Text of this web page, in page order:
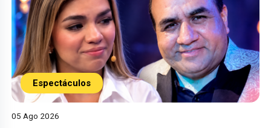
Espectáculos
05 Ago 2026